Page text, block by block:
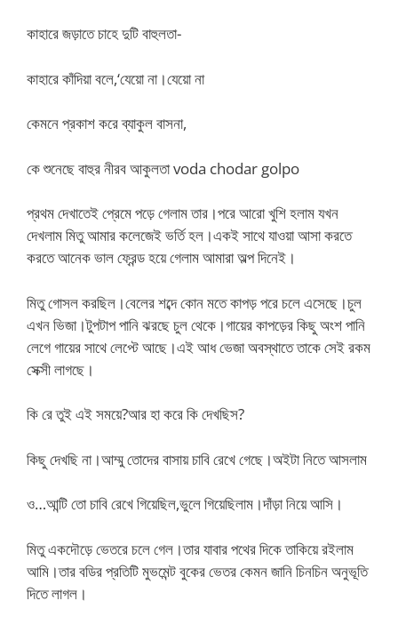
কাহারে জড়াতে চাহে দুটি বাহুলতা-
কাহারে কাঁদিয়া বলে,‘যেয়ো না।যেয়ো না
কেমনে প্রকাশ করে ব্যাকুল বাসনা,
কে শুনেছে বাহুর নীরব আকুলতা voda chodar golpo
প্রথম দেখাতেই প্রেমে পড়ে গেলাম তার।পরে আরো খুশি হলাম যখন
দেখলাম মিতু আমার কলেজেই ভর্তি হল।একই সাথে যাওয়া আসা করতে
করতে আনেক ভাল ফ্রেন্ড হয়ে গেলাম আমারা অল্প দিনেই।
মিতু গোসল করছিল।বেলের শব্দে কোন মতে কাপড় পরে চলে এসেছে।চুল
এখন ভিজা।টুপটাপ পানি ঝরছে চুল থেকে।গায়ের কাপড়ের কিছু অংশ পানি
লেগে গায়ের সাথে লেপ্টে আছে।এই আধ ভেজা অবস্থাতে তাকে সেই রকম
সেক্সী লাগছে।
কি রে তুই এই সময়ে?আর হা করে কি দেখছিস?
কিছু দেখছি না।আম্মু তোদের বাসায় চাবি রেখে গেছে।অইটা নিতে আসলাম
ও…আন্টি তো চাবি রেখে গিয়েছিল,ভুলে গিয়েছিলাম।দাঁড়া নিয়ে আসি।
মিতু একদৌড়ে ভেতরে চলে গেল।তার যাবার পথের দিকে তাকিয়ে রইলাম
আমি।তার বডির প্রতিটি মুভমেন্ট বুকের ভেতর কেমন জানি চিনচিন অনুভূতি
দিতে লাগল।